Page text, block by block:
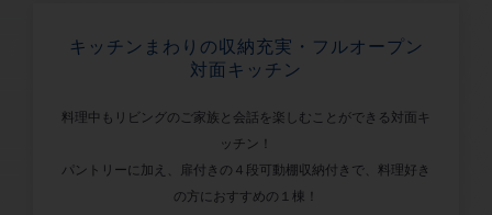
キッチンまわりの収納充実・フルオープン
対面キッチン
料理中もリビングのご家族と会話を楽しむことができる対面キ
ッチン！
パントリーに加え、扉付きの４段可動棚収納付きで、料理好き
の方におすすめの１棟！